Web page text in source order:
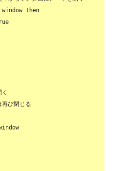
window then
び閉じる